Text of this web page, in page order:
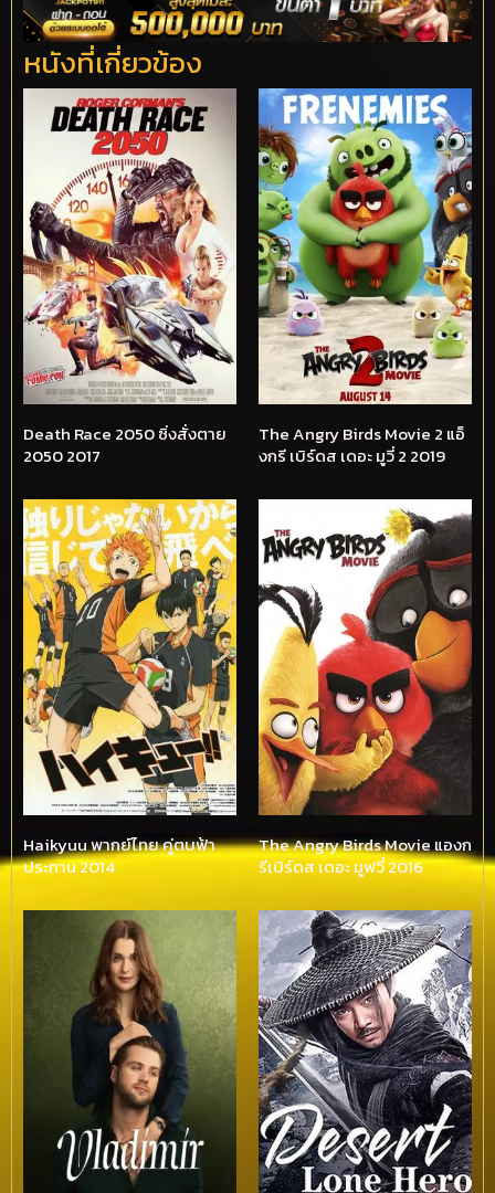
หนังที่เกี่ยวข้อง
Death Race 2050 ซิ่งสั่งตาย
2050 2017
The Angry Birds Movie 2 แอ็
งกรี เบิร์ดส เดอะ มูวี่ 2 2019
Haikyuu พากย์ไทย คู่ตบฟ้า
ประทาน 2014
The Angry Birds Movie แองก
รีเบิร์ดส เดอะ มูฟวี่ 2016